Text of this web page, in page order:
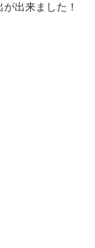
出来ました！